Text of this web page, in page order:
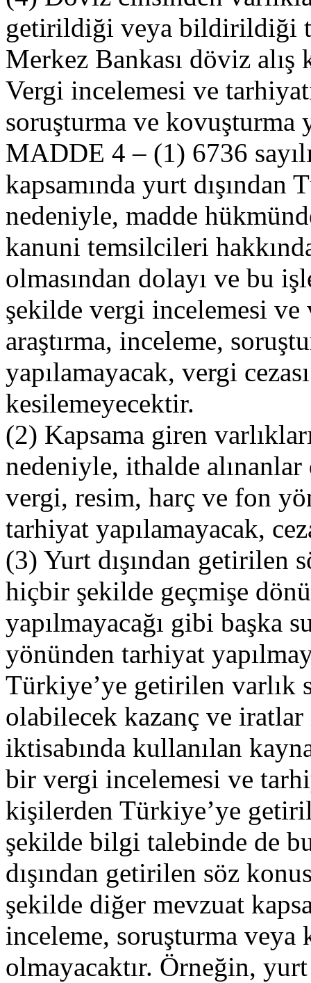
getirildiği veya bildirildiği
Merkez Bankası döviz alış
Vergi incelemesi ve
soruşturma ve kovuşturma
MADDE 4 – (1) 6736
kapsamında yurt
nedeniyle, madde
kanuni temsilcileri
olmasından dolayı ve bu
şekilde vergi incelemesi
araştırma, inceleme,
yapılamayacak, vergi
kesilemeyecektir.
(2) Kapsama giren
nedeniyle, ithalde
vergi, resim, harç ve fon
tarhiyat yapılamayacak,
(3) Yurt dışından getirilen
hiçbir şekilde geçmişe
yapılmayacağı gibi başka
yönünden tarhiyat
Türkiye’ye getirilen varlık
olabilecek kazanç ve
iktisabında kullanılan
bir vergi incelemesi ve
kişilerden Türkiye’ye
şekilde bilgi talebinde de
dışından getirilen söz
şekilde diğer mevzuat
inceleme, soruşturma veya
olmayacaktır. Örneğin,